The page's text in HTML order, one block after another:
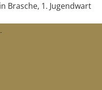
Brasche, 1. Jugendwart